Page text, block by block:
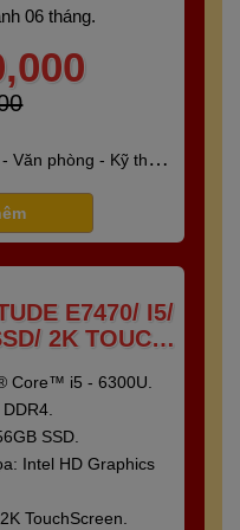
06 tháng.
Văn phòng - Kỹ thuật
E7470/ I5/
2K TOUCH
Core™ i5 - 6300U.
DDR4.
SSD.
Intel HD Graphics
TouchScreen.